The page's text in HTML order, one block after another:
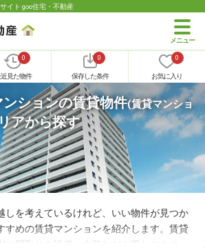
イト goo住宅・不動産
0
見た物件
0
保存した条件
0
お気に入り
ションの賃貸物件(賃貸マンショ
アから探す
しを考えているけれど、いい物件が見つか
すめの賃貸マンションを紹介します。賃貸
に間取りや設備、内装などが異なります。